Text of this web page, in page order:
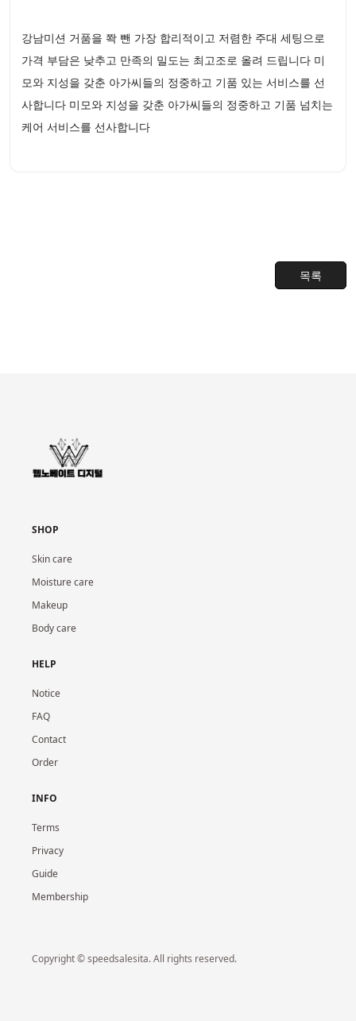
강남미션 거품을 쫙 뺀 가장 합리적이고 저렴한 주대 세팅으로
가격 부담은 낮추고 만족의 밀도는 최고조로 올려 드립니다 미
모와 지성을 갖춘 아가씨들의 정중하고 기품 있는 서비스를 선
사합니다 미모와 지성을 갖춘 아가씨들의 정중하고 기품 넘치는
케어 서비스를 선사합니다
목록
SHOP
Skin care
Moisture care
Makeup
Body care
HELP
Notice
FAQ
Contact
Order
INFO
Terms
Privacy
Guide
Membership
Copyright © speedsalesita. All rights reserved.